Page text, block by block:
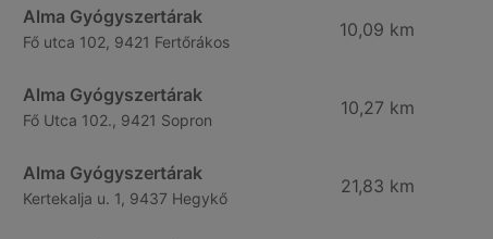
Alma Gyógyszertárak
Fő utca 102, 9421 Fertőrákos
10,09 km
Alma Gyógyszertárak
Fő Utca 102., 9421 Sopron
10,27 km
Alma Gyógyszertárak
Kertekalja u. 1, 9437 Hegykő
21,83 km